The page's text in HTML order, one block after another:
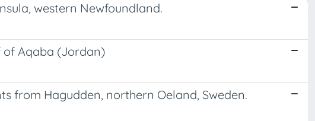
western Newfoundland.
of Aqaba (Jordan)
from Hagudden, northern Oeland, Sweden.